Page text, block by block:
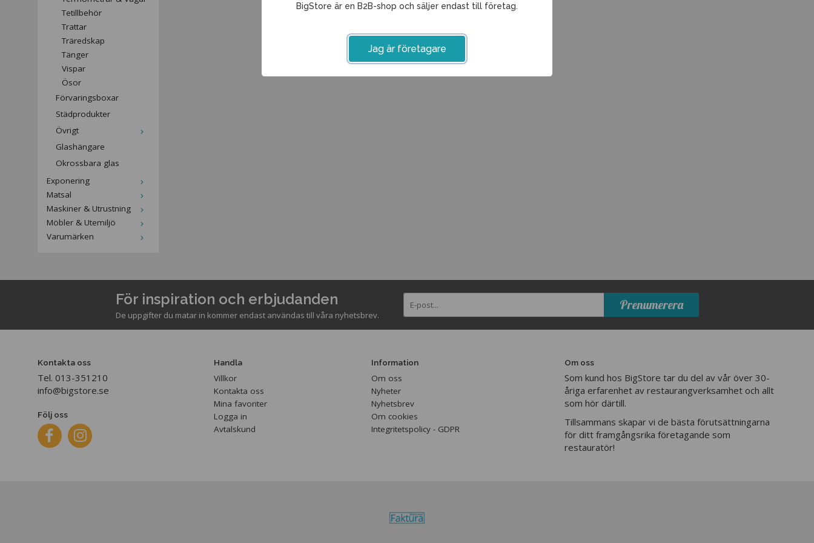
Tetillbehör
Trattar
Träredskap
Tänger
Vispar
Ösor
Förvaringsboxar
Städprodukter
Övrigt
Glashängare
Okrossbara glas
Exponering
Matsal
Maskiner & Utrustning
Möbler & Utemiljö
Varumärken
För inspiration och erbjudanden
De uppgifter du matar in kommer endast användas till våra nyhetsbrev.
Prenumerera
Kontakta oss
Tel. 013-351210
info@bigstore.se
Följ oss
Handla
Villkor
Kontakta oss
Mina favoriter
Logga in
Avtalskund
Information
Om oss
Nyheter
Nyhetsbrev
Om cookies
Integritetspolicy - GDPR
Om oss
Som kund hos BigStore tar du del av vår över 30-
åriga erfarenhet av restaurangverksamhet och allt
som hör därtill.
Tillsammans skapar vi de bästa förutsättningarna
för ditt framgångsrika företagande som
restauratör!
BigStore är en B2B-shop och säljer endast till företag.
Jag är företagare